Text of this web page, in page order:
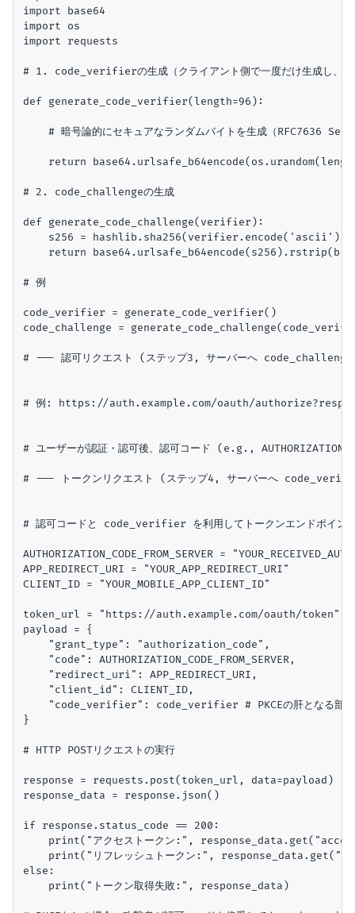
import base64
import os
import requests
# 1. code_verifierの生成（クライアント側で一度だけ生成し、セ
def generate_code_verifier(length=96):
# 暗号論的にセキュアなランダムバイトを生成（RFC7636
return
# 2. code_challengeの生成
def generate_code_challenge(verifier):
s256 =
return
# 例
code_verifier = generate_code_verifier()
code_challenge =
# --- 認可リクエスト (ステップ3, サーバーへ
# 例: https://auth.example.com/oauth/
# ユーザーが認証・認可後、認可コード (e.g.,
# --- トークンリクエスト (ステップ4, サーバーへ
# 認可コードと code_verifier を利用してトークンエンドポイント
AUTHORIZATION_CODE_FROM_SERVER =
APP_REDIRECT_URI = "YOUR_APP_REDIRECT_URI"
CLIENT_ID = "YOUR_MOBILE_APP_CLIENT_ID"
token_url = "https://auth.example.com/oauth/token"
payload = {
    "grant_type": "authorization_code",
    "code": AUTHORIZATION_CODE_FROM_SERVER,
    "redirect_uri": APP_REDIRECT_URI,
    "client_id": CLIENT_ID,
    "code_verifier": code_verifier # PKCEの肝となる部分
}
# HTTP POSTリクエストの実行
response = requests.post(token_url, data=payload)
response_data = response.json()
if response.status_code == 200:
print("アクセストークン:",
print("リフレッシュトークン:",
else:
    print("トークン取得失敗:", response_data)